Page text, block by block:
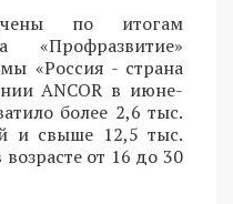
по итогам
«Профразвитие»
«Россия - страна
ANCOR в июне-
более 2,6 тыс.
и свыше 12,5 тыс.
от 16 до 30